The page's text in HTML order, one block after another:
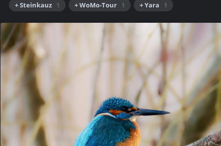
+ Steinkauz 1 + WoMo-Tour 1 + Yara 1